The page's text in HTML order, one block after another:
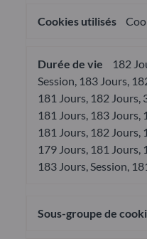
182
Session, 183 Jours,
181 Jours, 182 Jours,
181 Jours, 183 Jours,
181 Jours, 182 Jours,
179 Jours, 181 Jours,
183 Jours, Session,